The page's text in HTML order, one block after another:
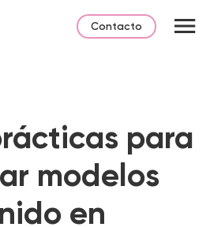
Contacto
para
modelos
en